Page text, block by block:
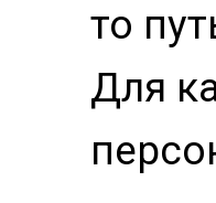
то
Для